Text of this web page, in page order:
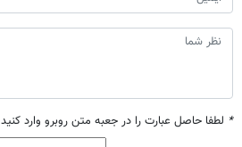
* لطفا حاصل عبارت را در جعبه متن روبرو وارد کنید